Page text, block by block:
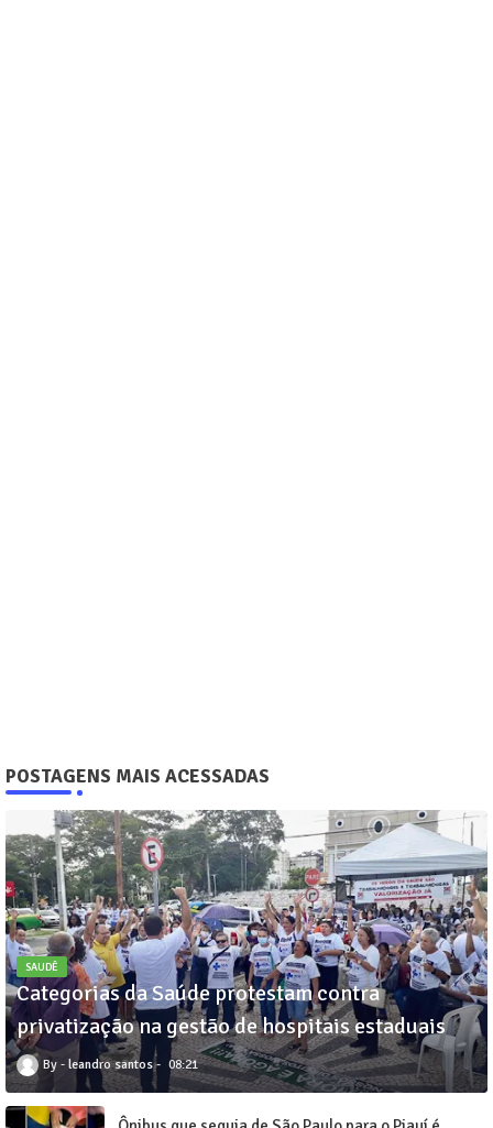
POSTAGENS MAIS ACESSADAS
SAUDÊ
Categorias da Saúde protestam contra
privatização na gestão de hospitais estaduais
leandro santos 08:21